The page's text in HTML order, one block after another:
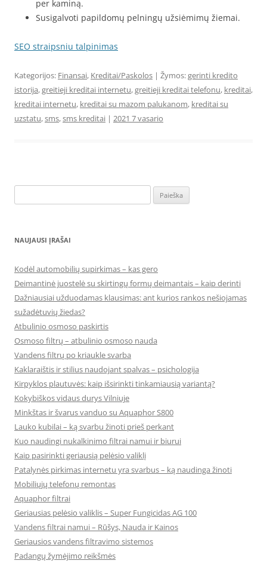
per kaminą.
Susigalvoti papildomų pelningų užsiėmimų žiemai.
SEO straipsniu talpinimas
Kategorijos: Finansai, Kreditai/Paskolos | Žymos:gerinti kredito
istorija,greitieji kreditai internetu,greitieji kreditai telefonu, kreditai,
kreditai internetu, kreditai su mazom palukanom, kreditai su
uzstatu,sms,sms kreditai | 2021 7 vasario
NAUJAUSI ĮRAŠAI
Kodėl automobilių supirkimas – kas gero
Deimantinė juostelė su skirtingų formų deimantais – kaip derinti
Dažniausiai užduodamas klausimas: ant kurios rankos nešiojamas
sužadėtuvių žiedas?
Atbulinio osmoso paskirtis
Osmoso filtrų – atbulinio osmoso nauda
Vandens filtrų po kriaukle svarba
Kaklaraištis ir stilius naudojant spalvas – psichologija
Kirpyklos plautuvės: kaip išsirinkti tinkamiausią variantą?
Kokybiškos vidaus durys Vilniuje
Minkštas ir švarus vanduo su Aquaphor S800
Lauko kubilai – ką svarbu žinoti prieš perkant
Kuo naudingi nukalkinimo filtrai namui ir biurui
Kaip pasirinkti geriausią pelėsio valiklį
Patalynės pirkimas internetu yra svarbus – ką naudinga žinoti
Mobiliųjų telefonų remontas
Aquaphor filtrai
Geriausias pelėsio valiklis – Super Fungicidas AG 100
Vandens filtrai namui – Rūšys, Nauda ir Kainos
Geriausios vandens filtravimo sistemos
Padangų žymėjimo reikšmės